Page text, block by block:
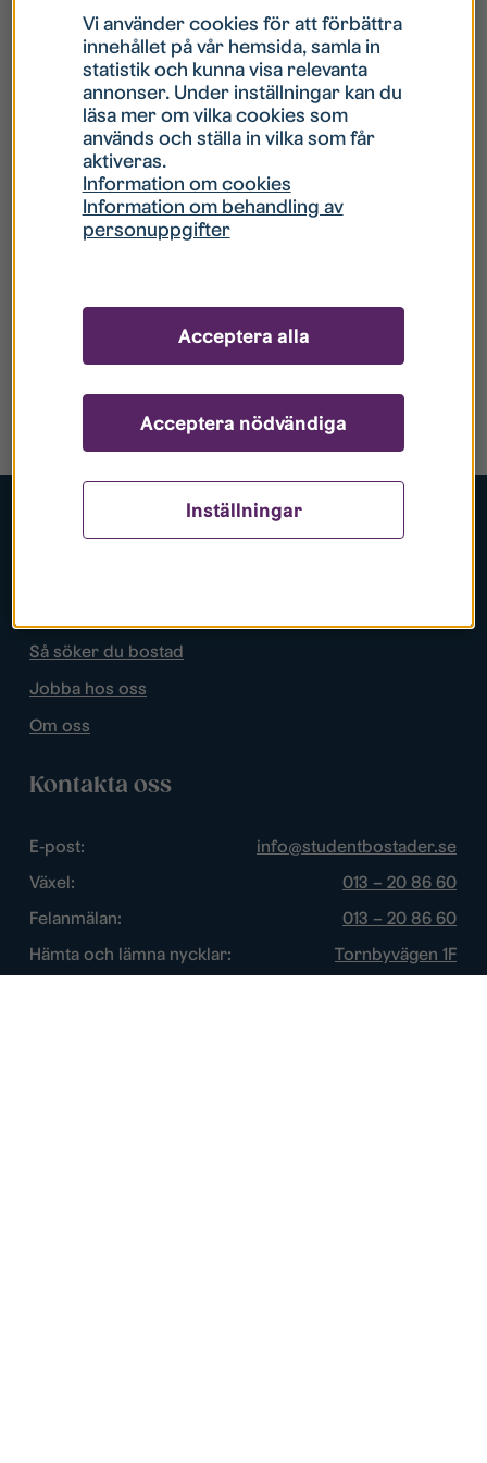
Populära sidor
Så söker du bostad
Jobba hos oss
Om oss
Kontakta oss
E-post:
info@studentbostader.se
Växel:
013 – 20 86 60
Felanmälan:
013 – 20 86 60
Hämta och lämna nycklar:
Tornbyvägen 1F
Vi använder cookies för att förbättra
innehållet på vår hemsida, samla in
statistik och kunna visa relevanta
annonser. Under inställningar kan du
läsa mer om vilka cookies som
används och ställa in vilka som får
aktiveras.
Information om cookies
Information om behandling av
personuppgifter
Inställningar
Acceptera nödvändiga
Acceptera alla